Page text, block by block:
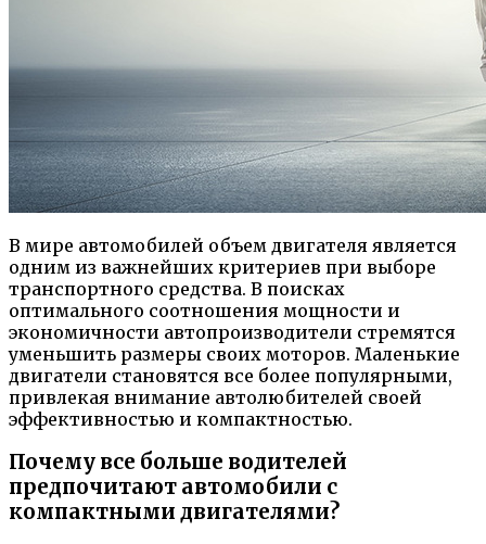
В мире автомобилей объем двигателя является
одним из важнейших критериев при выборе
транспортного средства. В поисках
оптимального соотношения мощности и
экономичности автопроизводители стремятся
уменьшить размеры своих моторов. Маленькие
двигатели становятся все более популярными,
привлекая внимание автолюбителей своей
эффективностью и компактностью.
Почему все больше водителей
предпочитают автомобили с
компактными двигателями?